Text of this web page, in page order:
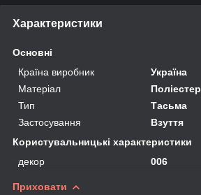
Характеристики
Основні
Країна виробник
Україна
Матеріал
Поліестер
Тип
Тасьма
Застосування
Взуття
Користувальницькі характеристики
декор
006
Приховати